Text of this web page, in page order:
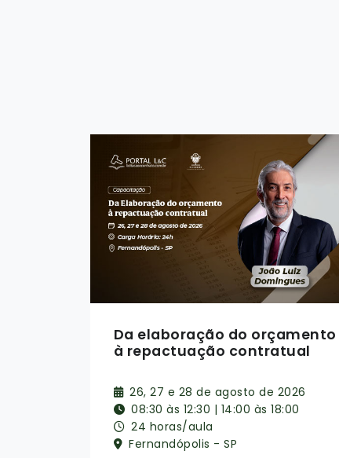
SRP e Credenciamento
08:30 às 12:30
16 horas/aula
Online ao Vivo